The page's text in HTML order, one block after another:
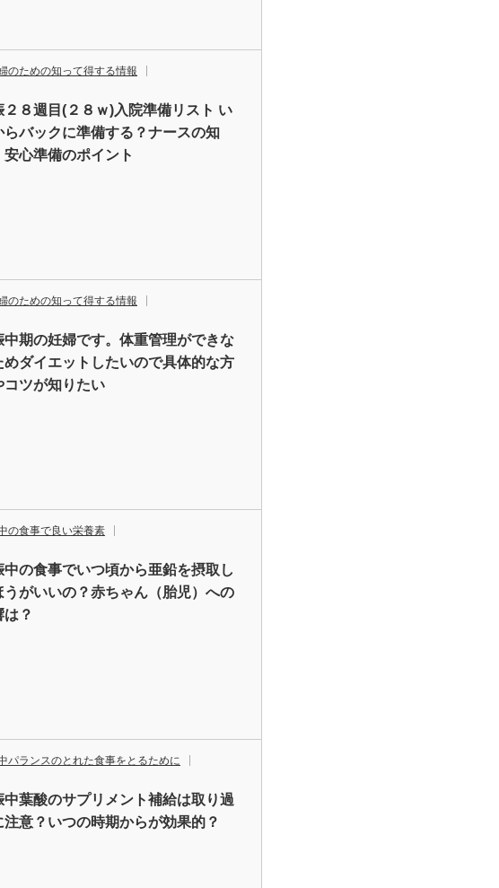
のための知って得する情報
２８週目(２８ｗ)入院準備リスト い
らバックに準備する？ナースの知
安心準備のポイント
のための知って得する情報
中期の妊婦です。体重管理ができな
めダイエットしたいので具体的な方
コツが知りたい
の食事で良い栄養素
中の食事でいつ頃から亜鉛を摂取し
うがいいの？赤ちゃん（胎児）への
は？
パランスのとれた食事をとるために
中葉酸のサプリメント補給は取り過
注意？いつの時期からが効果的？